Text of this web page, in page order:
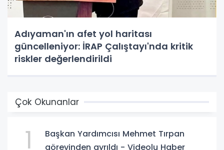
Adıyaman'ın afet yol haritası
güncelleniyor: İRAP Çalıştayı'nda kritik
riskler değerlendirildi
Çok Okunanlar
1
Başkan Yardımcısı Mehmet Tırpan
görevinden ayrıldı - Videolu Haber